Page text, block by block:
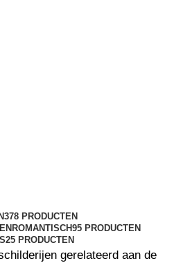
378 PRODUCTEN
ROMANTISCH95 PRODUCTEN
25 PRODUCTEN
gerelateerd aan de